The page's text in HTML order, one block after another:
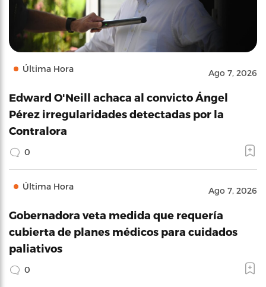
Última Hora Ago 7, 2026
Edward O'Neill achaca al convicto Ángel
Pérez irregularidades detectadas por la
Contralora
0
Última Hora Ago 7, 2026
Gobernadora veta medida que requería
cubierta de planes médicos para cuidados
paliativos
0